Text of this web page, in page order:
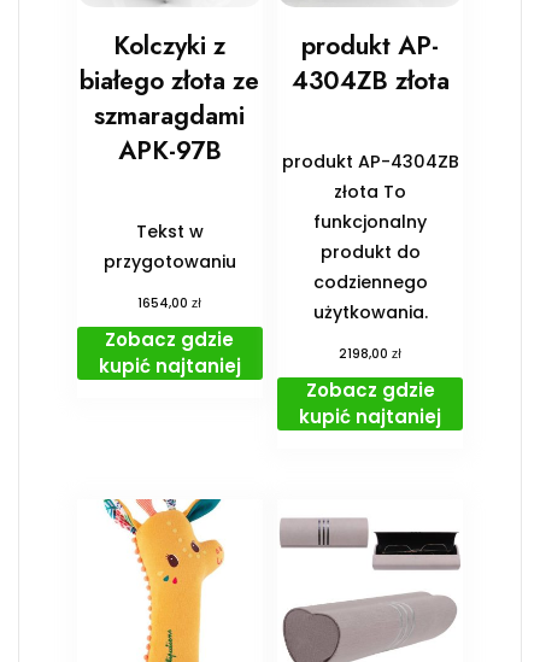
Kolczyki z
białego złota ze
szmaragdami
APK-97B
Tekst w
przygotowaniu
1654,00zł
Zobacz gdzie
kupić najtaniej
produkt AP-
4304ZB złota
produkt AP-4304ZB
złota To
funkcjonalny
produkt do
codziennego
użytkowania.
2198,00zł
Zobacz gdzie
kupić najtaniej